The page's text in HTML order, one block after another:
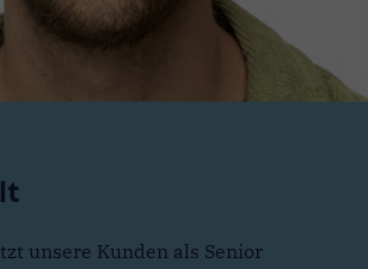
unsere Kunden als Senior